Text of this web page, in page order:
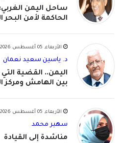
ساحل اليمن
الحاكمة لأمن البحر
الأربعاء, 05 أغسطس 2026
د. ياسين سعيد نعمان
اليمن.. القضية التي
بين الهامش ومركز
الأربعاء, 05 أغسطس 2026
سهير محمد
مناشدة إلى القيادة